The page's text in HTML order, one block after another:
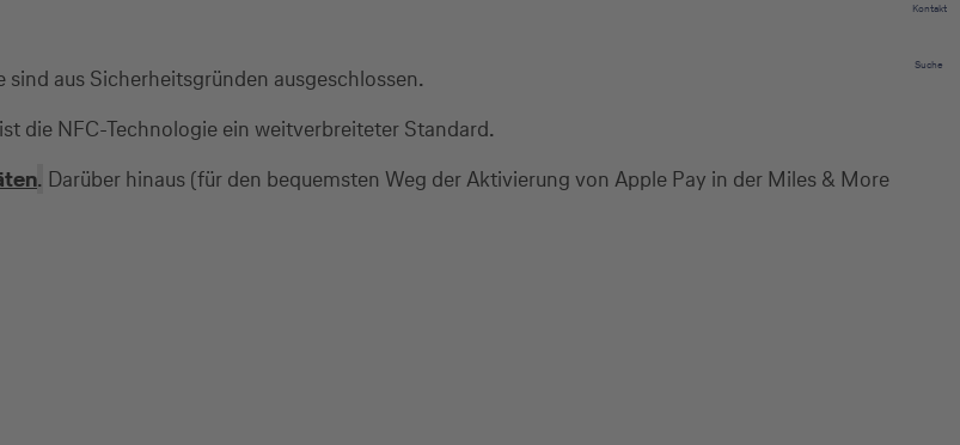
Kontakt
Suche
aus Sicherheitsgründen ausgeschlossen.
die NFC-Technologie ein weitverbreiteter Standard.
. Darüber hinaus (für den bequemsten Weg der Aktivierung von Apple Pay in der Miles & More